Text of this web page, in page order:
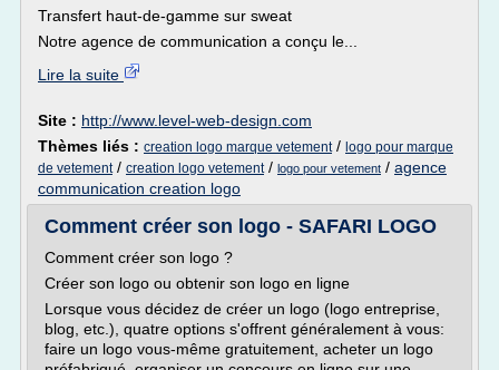
Transfert haut-de-gamme sur sweat
Notre agence de communication a conçu le...
Lire la suite
Site : http://www.level-web-design.com
Thèmes liés : creation logo marque vetement/ logo pour marque
de vetement/ creation logo vetement/ logo pour vetement / agence
communication creation logo
Comment créer son logo - SAFARI LOGO
Comment créer son logo ?
Créer son logo ou obtenir son logo en ligne
Lorsque vous décidez de créer un logo (logo entreprise,
blog, etc.), quatre options s'offrent généralement à vous:
faire un logo vous-même gratuitement, acheter un logo